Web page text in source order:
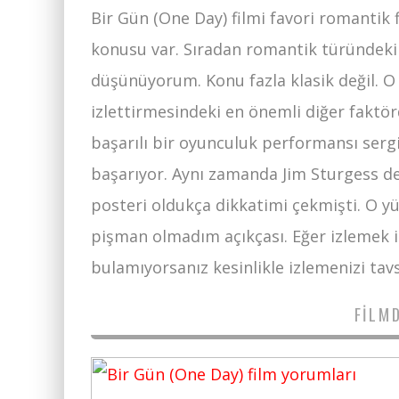
Bir Gün (One Day) filmi favori
konusu var. Sıradan romantik
düşünüyorum. Konu fazla klasik değil.
izlettirmesindeki en önemli diğer
başarılı bir oyunculuk performansı
başarıyor. Aynı zamanda Jim Sturgess
posteri oldukça dikkatimi çekmişti. O
pişman olmadım açıkçası. Eğer
bulamıyorsanız kesinlikle izlemenizi